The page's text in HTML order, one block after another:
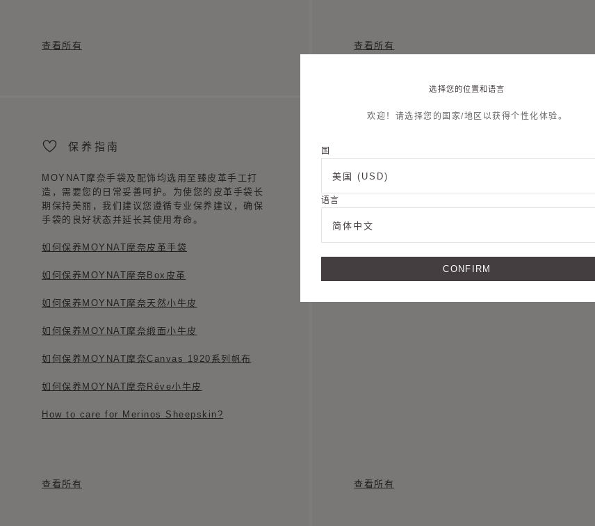
查看所有 查看所有
保养指南
MOYNAT摩奈手袋及配饰均选用至臻皮革手工打
造，需要您的日常妥善呵护。为使您的皮革手袋长
期保持美丽，我们建议您遵循专业保养建议，确保
手袋的良好状态并延长其使用寿命。
如何保养MOYNAT摩奈皮革手袋
如何保养MOYNAT摩奈Box皮革
如何保养MOYNAT摩奈天然小牛皮
如何保养MOYNAT摩奈缎面小牛皮
如何保养MOYNAT摩奈Canvas 1920系列帆布
如何保养MOYNAT摩奈Rêve小牛皮
How to care for Merinos Sheepskin?
查看所有
如您需要了解Moynat摩奈售后服务信息,
单​, 我们将尽快与您联系。
查看所有
选择您的位置和语言
欢迎！请选择您的国家/地区以获得个性化体验。
国
美国 (USD)
语言
简体中文
CONFIRM